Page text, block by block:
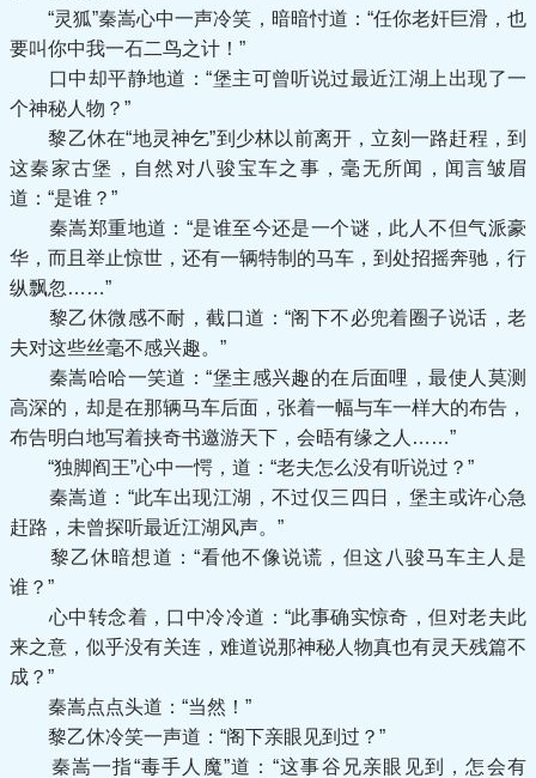
“灵狐”秦嵩心中一声冷笑，暗暗忖道：“任你老奸巨滑，也
要叫你中我一石二鸟之计！”
口中却平静地道：“堡主可曾听说过最近江湖上出现了一
个神秘人物？”
黎乙休在“地灵神乞”到少林以前离开，立刻一路赶程，到
这秦家古堡，自然对八骏宝车之事，毫无所闻，闻言皱眉
道：“是谁？”
秦嵩郑重地道：“是谁至今还是一个谜，此人不但气派豪
华，而且举止惊世，还有一辆特制的马车，到处招摇奔驰，行
纵飘忽……”
黎乙休微感不耐，截口道：“阁下不必兜着圈子说话，老
夫对这些丝毫不感兴趣。”
秦嵩哈哈一笑道：“堡主感兴趣的在后面哩，最使人莫测
高深的，却是在那辆马车后面，张着一幅与车一样大的布告，
布告明白地写着挟奇书邀游天下，会晤有缘之人……”
“独脚阎王”心中一愕，道：“老夫怎么没有听说过？”
秦嵩道：“此车出现江湖，不过仅三四日，堡主或许心急
赶路，未曾探听最近江湖风声。”
黎乙休暗想道：“看他不像说谎，但这八骏马车主人是
谁？”
心中转念着，口中冷冷道：“此事确实惊奇，但对老夫此
来之意，似乎没有关连，难道说那神秘人物真也有灵天残篇不
成？”
秦嵩点点头道：“当然！”
黎乙休冷笑一声道：“阁下亲眼见到过？”
秦嵩一指“毒手人魔”道：“这事谷兄亲眼见到，怎会有